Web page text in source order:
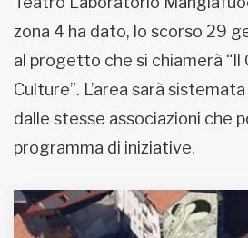
zona 4 ha dato, lo scorso 29
al progetto che si chiamerà “Il
Culture”. L’area sarà
dalle stesse associazioni che
programma di iniziative.